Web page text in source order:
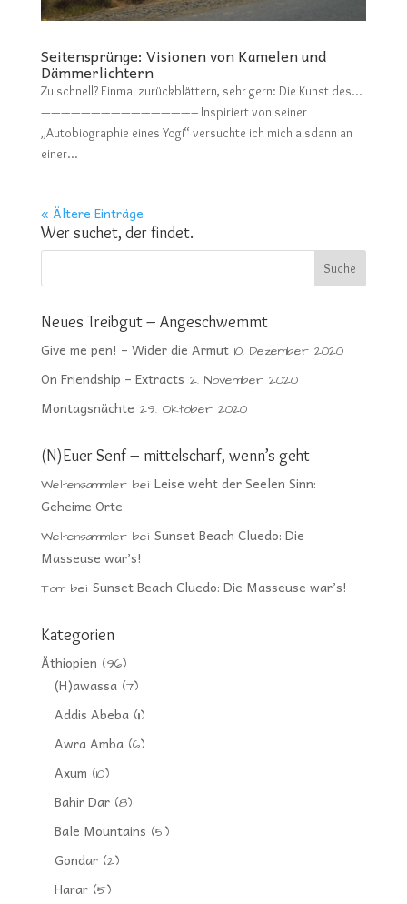
Seitensprünge: Visionen von Kamelen und
Dämmerlichtern
Zu schnell? Einmal zurückblättern, sehr gern: Die Kunst des…
———————————————– Inspiriert von seiner
„Autobiographie eines Yogi“ versuchte ich mich alsdann an
einer...
« Ältere Einträge
Wer suchet, der findet.
Neues Treibgut – Angeschwemmt
Give me pen! – Wider die Armut 10. Dezember 2020
On Friendship – Extracts 2. November 2020
Montagsnächte 29. Oktober 2020
(N)Euer Senf – mittelscharf, wenn’s geht
Weltensammlerbei Leise weht der Seelen Sinn:
Geheime Orte
Weltensammlerbei Sunset Beach Cluedo: Die
Masseuse war’s!
Tombei Sunset Beach Cluedo: Die Masseuse war’s!
Kategorien
Äthiopien (96)
(H)awassa(7)
Addis Abeba(11)
Awra Amba(6)
Axum (10)
Bahir Dar(8)
Bale Mountains (5)
Gondar(2)
Harar(5)